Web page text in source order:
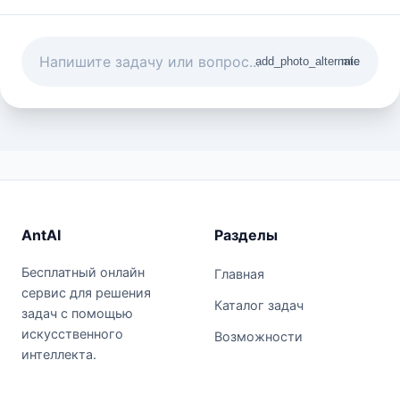
add_photo_alternate
mic
AntAI
Бесплатный онлайн
сервис для решения
задач с помощью
искусственного
интеллекта.
Разделы
Главная
Каталог задач
Возможности